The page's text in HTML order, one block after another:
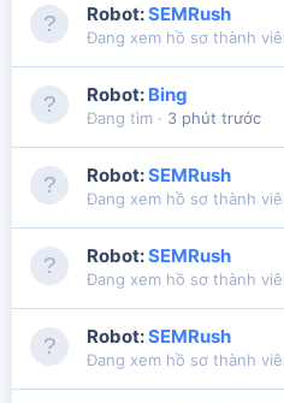
Robot:SEMRush
Đang xem hồ sơ thành
Robot: Bing
Đang tìm 3 phút trước
Robot:SEMRush
Đang xem hồ sơ thành
Robot:SEMRush
Đang xem hồ sơ thành
Robot:SEMRush
Đang xem hồ sơ thành